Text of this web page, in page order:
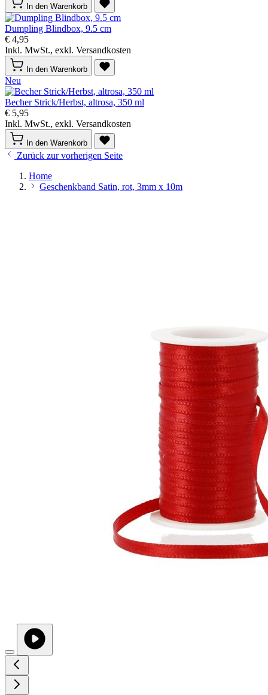
In den Warenkorb
Dumpling Blindbox, 9.5 cm
€ 4,95
Inkl. MwSt., exkl. Versandkosten
In den Warenkorb
Neu
Becher Strick/Herbst, altrosa, 350 ml
€ 5,95
Inkl. MwSt., exkl. Versandkosten
In den Warenkorb
Zurück zur vorherigen Seite
Home
Geschenkband Satin, rot, 3mm x 10m